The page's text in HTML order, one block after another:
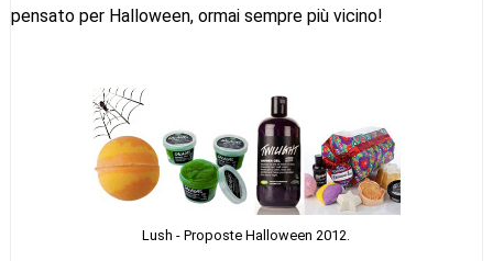
pensato per Halloween, ormai sempre più vicino!
Lush - Proposte Halloween 2012.